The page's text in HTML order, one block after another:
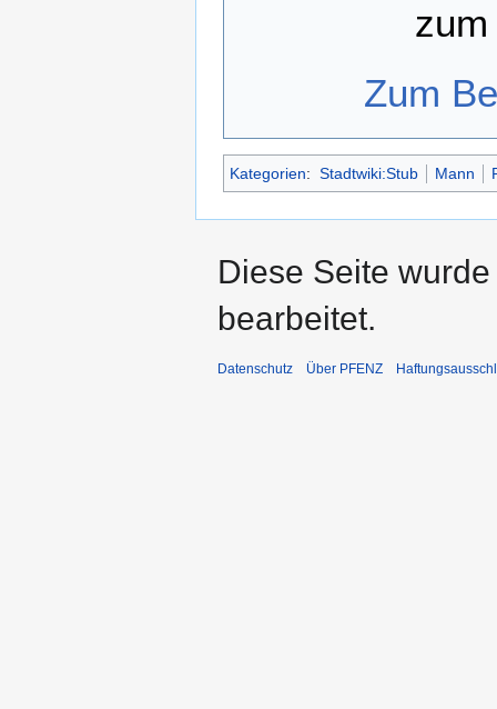
zum
Zum
Kategorien: Stadtwiki:Stub Mann
Diese Seite
bearbeitet.
Datenschutz Über PFENZ